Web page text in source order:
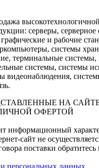
высокотехнологичной
серверы, серверное
и рабочие
системы
терминальные системы,
системы, системы
видеонаблюдения,
НА
ОФЕРТОЙ
информационный
сайт не
поставки обратитесь
персональных данных